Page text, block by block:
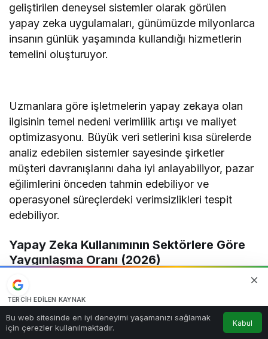
geliştirilen deneysel sistemler olarak görülen
yapay zeka uygulamaları, günümüzde milyonlarca
insanın günlük yaşamında kullandığı hizmetlerin
temelini oluşturuyor.
Uzmanlara göre işletmelerin yapay zekaya olan
ilgisinin temel nedeni verimlilik artışı ve maliyet
optimizasyonu. Büyük veri setlerini kısa sürelerde
analiz edebilen sistemler sayesinde şirketler
müşteri davranışlarını daha iyi anlayabiliyor, pazar
eğilimlerini önceden tahmin edebiliyor ve
operasyonel süreçlerdeki verimsizlikleri tespit
edebiliyor.
Yapay Zeka Kullanımının Sektörlere Göre
Yaygınlaşma Oranı (2026)
Sektör
Kullanım Oranı
%82
Risk Analizi ve
Dolandırıcılık
TERCIH EDILEN KAYNAK
Kaynağı Ekle
Bu web sitesinde en iyi deneyimi yaşamanızı sağlamak
için çerezler kullanılmaktadır.
Kabul
Anasayfa Akış Bildirimler
0